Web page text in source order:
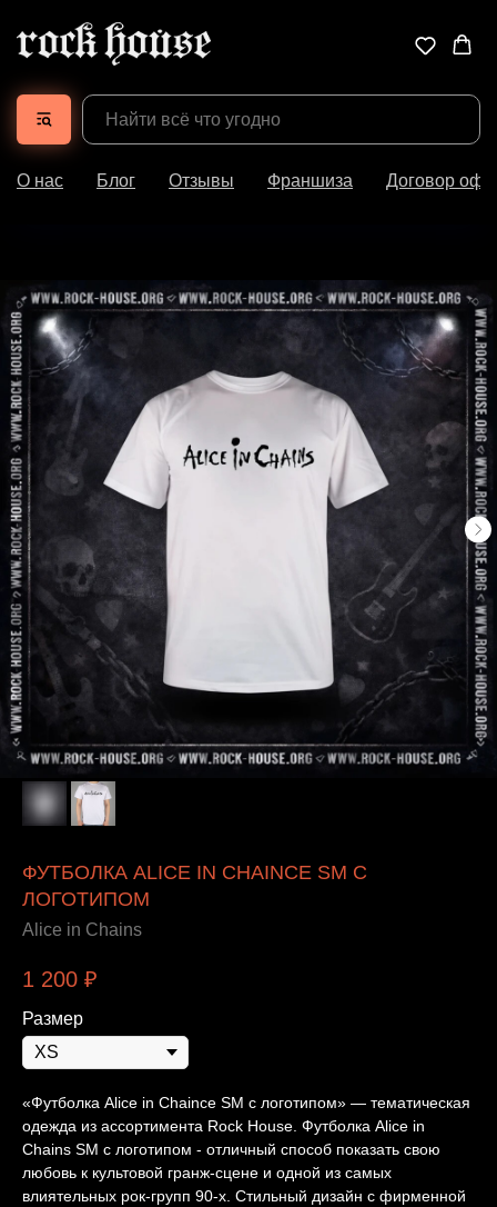
О нас Блог Отзывы Франшиза Договор
ФУТБОЛКА ALICE IN CHAINCE SM С
ЛОГОТИПОМ
Alice in Chains
1 200 ₽
Размер
«Футболка Alice in Chaince SM с логотипом» — тематическая
одежда из ассортимента Rock House. Футболка Alice in
Chains SM с логотипом - отличный способ показать свою
любовь к культовой гранж-сцене и одной из самых
влиятельных рок-групп 90-х. Стильный дизайн с фирменной